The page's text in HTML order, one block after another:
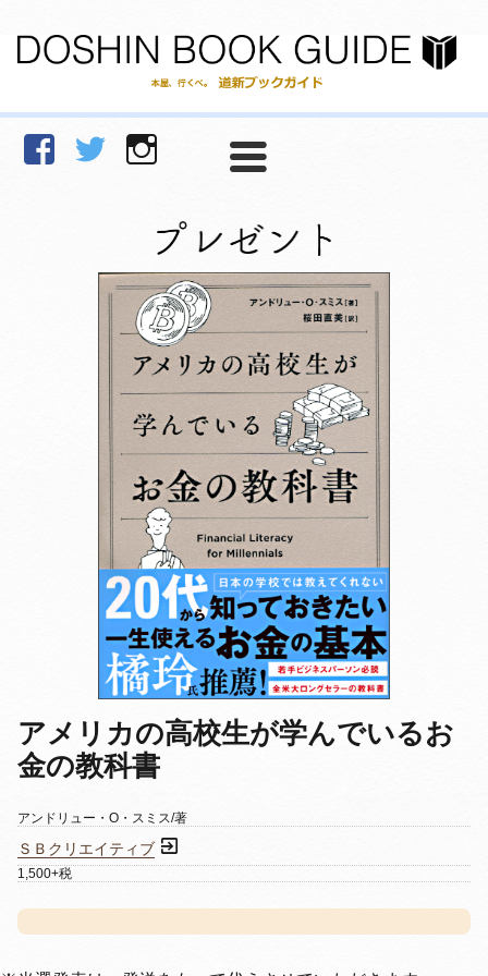
facebookTwitter Instagram
アメリカの高校生が学んでいるお
金の教科書
アンドリュー・O・スミス/著
ＳＢクリエイティブ
1,500+税